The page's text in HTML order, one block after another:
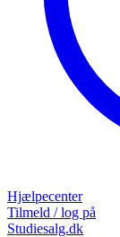
Hjælpecenter
Tilmeld / log på
Studiesalg.dk